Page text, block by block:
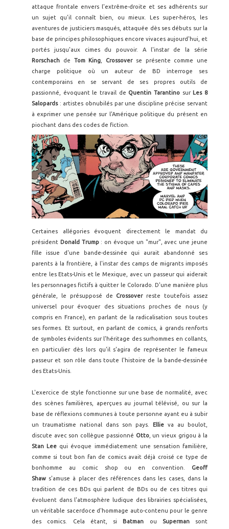
attaque frontale envers l'extrême-droite et ses adhérents sur
un sujet qu'il connaît bien, ou mieux. Les super-héros, les
aventures de justiciers masqués, attaquée dès ses débuts sur la
base de principes philosophiques encore vivaces aujourd'hui, et
portés jusqu'aux cimes du pouvoir. A l'instar de la série
Rorschach de Tom King Crossoverse présente comme une
charge politique où un auteur de BD interroge ses
contemporains en se servant de ses propres outils de
passionné, évoquant le travail de Quentin Tarantino sur Les 8
Salopards: artistes obnubilés par une discipline précise servant
à exprimer une pensée sur l'Amérique politique du présent en
piochant dans des codes de fiction.
Certaines allégories évoquent directement le mandat du
président Donald Trump: on évoque un "mur", avec une jeune
fille issue d'une bande-dessinée qui aurait abandonné ses
parents à la frontière, à l'instar des camps de migrants imposés
entre les Etats-Unis et le Mexique, avec un passeur qui aiderait
les personnages fictifs à quitter le Colorado. D'une manière plus
générale, le présupposé de Crossoverreste toutefois assez
universel pour évoquer des situations proches de nous (y
compris en France), en parlant de la radicalisation sous toutes
ses formes. Et surtout, en parlant de comics, à grands renforts
de symboles évidents sur l'héritage des surhommes en collants,
en particulier dès lors qu'il s'agira de représenter le fameux
passeur et son rôle dans toute l'histoire de la bande-dessinée
des Etats-Unis.
L'exercice de style fonctionne sur une base de normalité, avec
des scènes familières, aperçues au journal télévisé, ou sur la
base de réflexions communes à toute personne ayant eu à subir
un traumatisme national dans son pays. Ellie va au boulot,
discute avec son collègue passionné Otto, un vieux grigou à la
Stan Lee qui évoque immédiatement une sensation familière,
comme si tout bon fan de comics avait déjà croisé ce type de
bonhomme au comic shop ou en convention. Geoff
Shaw s'amuse à placer des références dans les cases, dans la
tradition de ces BDs qui parlent de BDs ou de ces titres qui
évoluent dans l'atmosphère ludique des librairies spécialisées,
un véritable sacerdoce d'hommage auto-contenu pour le genre
des comics. Cela étant, si Batman ou Supermansont